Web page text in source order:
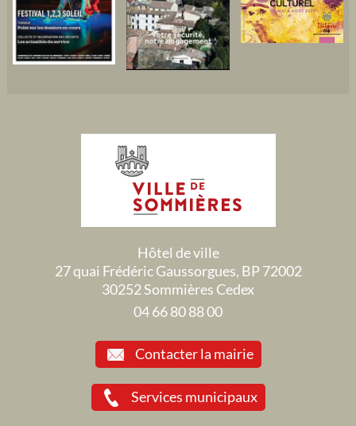
Hôtel de ville
27 quai Frédéric Gaussorgues, BP 72002
30252 Sommières Cedex
04 66 80 88 00
Contacter la mairie
Services municipaux